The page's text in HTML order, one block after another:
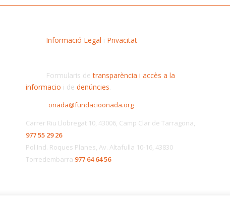
Informació Legal i Privacitat
Formularis detransparència i accès a la
informacio i de denúncies.
onada@fundacioonada.org
Carrer Riu Llobregat 10, 43006, Camp Clar de Tarragona,
977 55 29 26
Pol.Ind. Roques Planes, Av. Altafulla 10-16, 43830
Torredembarra 977 64 64 56